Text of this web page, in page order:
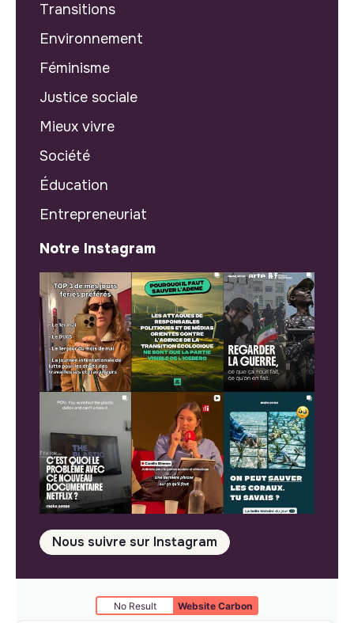
Transitions
Environnement
Féminisme
Justice sociale
Mieux vivre
Société
Éducation
Entrepreneuriat
Notre Instagram
Nous suivre sur Instagram
No Result Website Carbon